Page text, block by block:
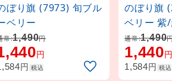
ぼり旗 (7973) 旬ブル
ベリー
常:1,490円
円
円 税込
のぼり旗
ベリー 紫
通常:1,490
1,440円
1,584円 税込